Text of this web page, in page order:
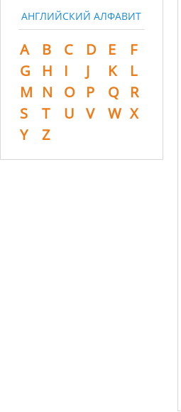
АНГЛИЙСКИЙ АЛФАВИТ
A B C D E
F
G
H I J K
L
M N O P Q
R
S
T U V W X
Y
Z